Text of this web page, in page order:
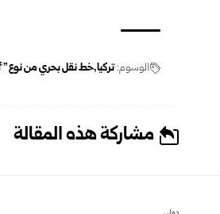
الوسوم:تركيا خط نقل بحري من نوع " roll-on" "roll-off"
مشاركة هذه المقالة